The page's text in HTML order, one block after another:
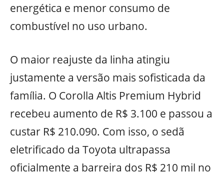
energética e menor consumo de
combustível no uso urbano.
O maior reajuste da linha atingiu
justamente a versão mais sofisticada da
família. O Corolla Altis Premium Hybrid
recebeu aumento de R$ 3.100 e passou a
custar R$ 210.090. Com isso, o sedã
eletrificado da Toyota ultrapassa
oficialmente a barreira dos R$ 210 mil no